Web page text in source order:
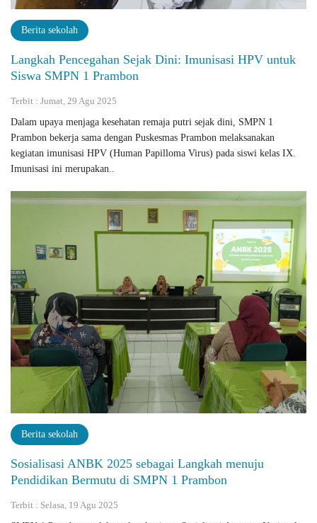
Berita sekolah
Langkah Pencegahan Sejak Dini: Imunisasi HPV untuk
Siswa SMPN 1 Prambon
Terbit : Jumat, 29 Agu 2025
Dalam upaya menjaga kesehatan remaja putri sejak dini, SMPN 1
Prambon bekerja sama dengan Puskesmas Prambon melaksanakan
kegiatan imunisasi HPV (Human Papilloma Virus) pada siswi kelas IX.
Imunisasi ini merupakan..
Berita sekolah
Sosialisasi ANBK 2025 sebagai Langkah menuju
Pendidikan Bermutu di SMPN 1 Prambon
Terbit : Selasa, 19 Agu 2025